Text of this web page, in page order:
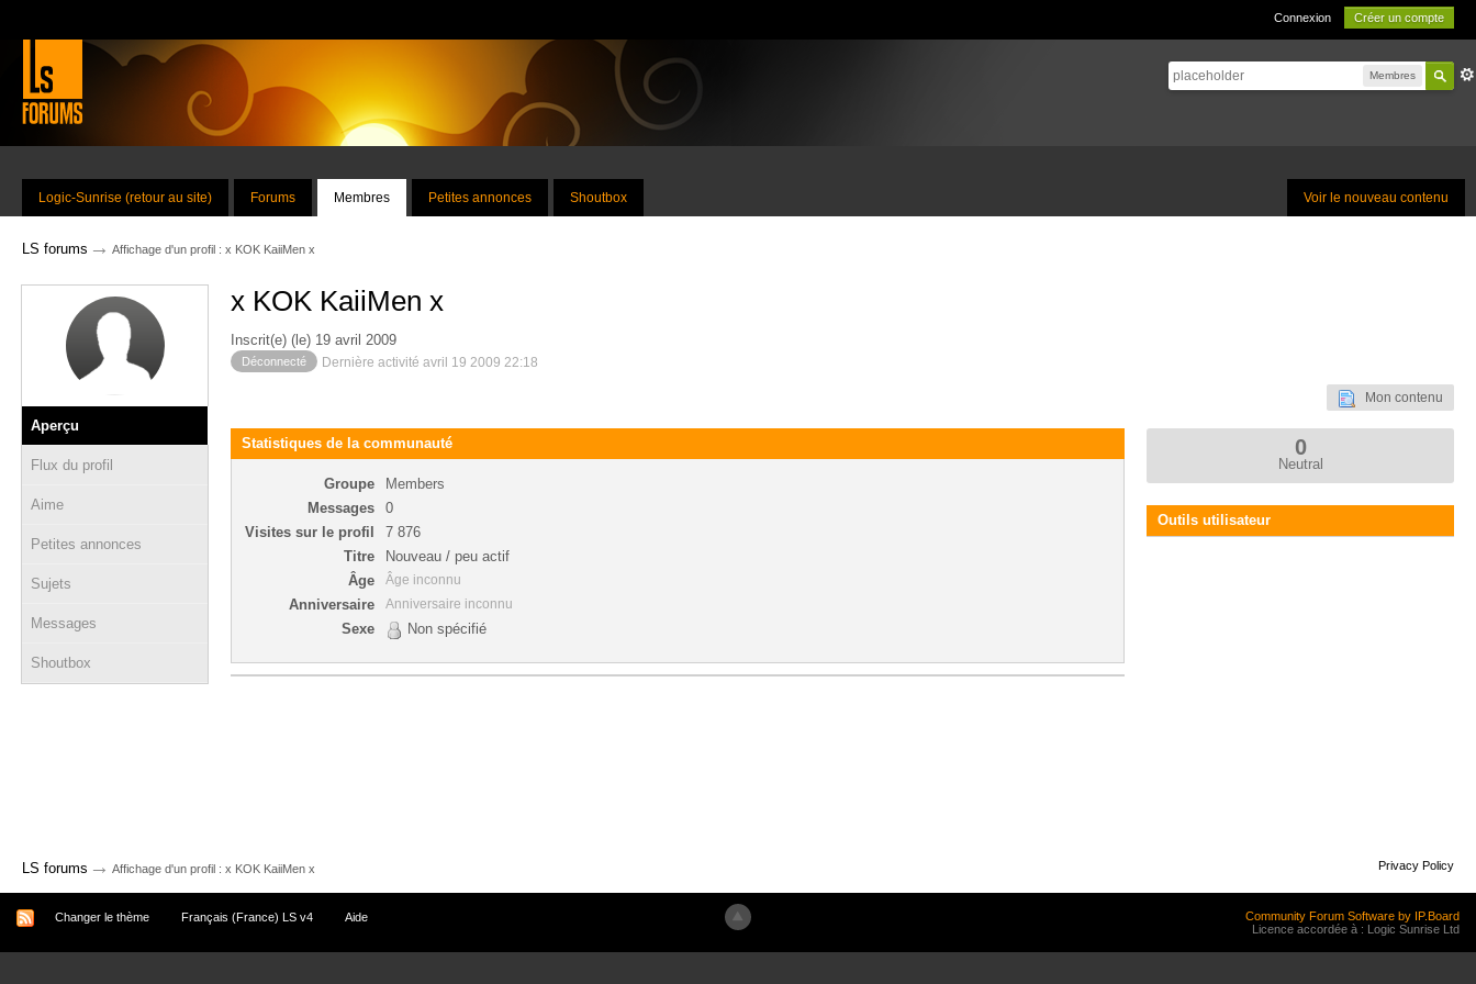
Connexion Créer un compte
Membres
Voir le nouveau contenu
Logic-Sunrise (retour au site) Forums Membres Petites annonces Shoutbox
LS forums → Affichage d'un profil : x KOK KaiiMen x
Aperçu
Flux du profil
Aime
Petites annonces
Sujets
Messages
Shoutbox
x KOK KaiiMen x
Inscrit(e) (le) 19 avril 2009
Déconnecté Dernière activité avril 19 2009 22:18
Mon contenu
Statistiques de la communauté
Groupe
Members
Messages
0
Visites sur le profil
7 876
Titre
Nouveau / peu actif
Âge
Âge inconnu
Anniversaire Anniversaire inconnu
Sexe Non spécifié
0
Neutral
Outils utilisateur
LS forums → Affichage d'un profil : x KOK KaiiMen x Privacy Policy
Changer le thème Français (France) LS v4 Aide
Community Forum Software by IP.Board
Licence accordée à : Logic Sunrise Ltd